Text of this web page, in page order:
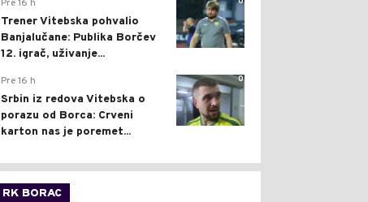
Pre 16 h
Trener Vitebska pohvalio
Banjalučane: Publika Borčev
12. igrač, uživanje...
0
Pre 16 h
Srbin iz redova Vitebska o
porazu od Borca: Crveni
karton nas je poremet...
RK BORAC